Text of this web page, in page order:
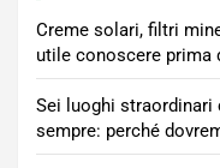
Creme solari, filtri
utile conoscere prima
Sei luoghi straordinari
sempre: perché